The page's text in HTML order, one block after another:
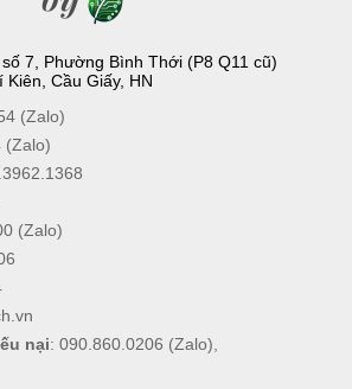
7, Phường Bình Thới (P8 Q11 cũ)
Kiên, Cầu Giấy, HN
(Zalo)
(Zalo)
(Zalo)
nại: 090.860.0206 (Zalo),